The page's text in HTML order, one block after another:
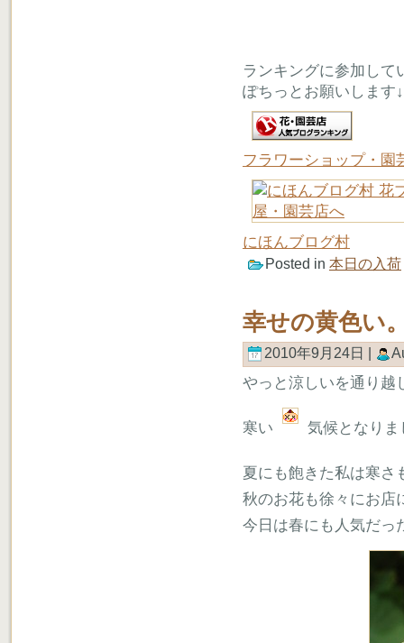
ランキングに参加して
ぽちっとお願いします↓
フラワーショップ・園
にほんブログ村
Posted in 本日の入荷
幸せの黄色い
2010年9月24日 |
やっと涼しいを通り越
寒い 気候となり
夏にも飽きた私は寒さ
秋のお花も徐々にお店
今日は春にも人気だっ